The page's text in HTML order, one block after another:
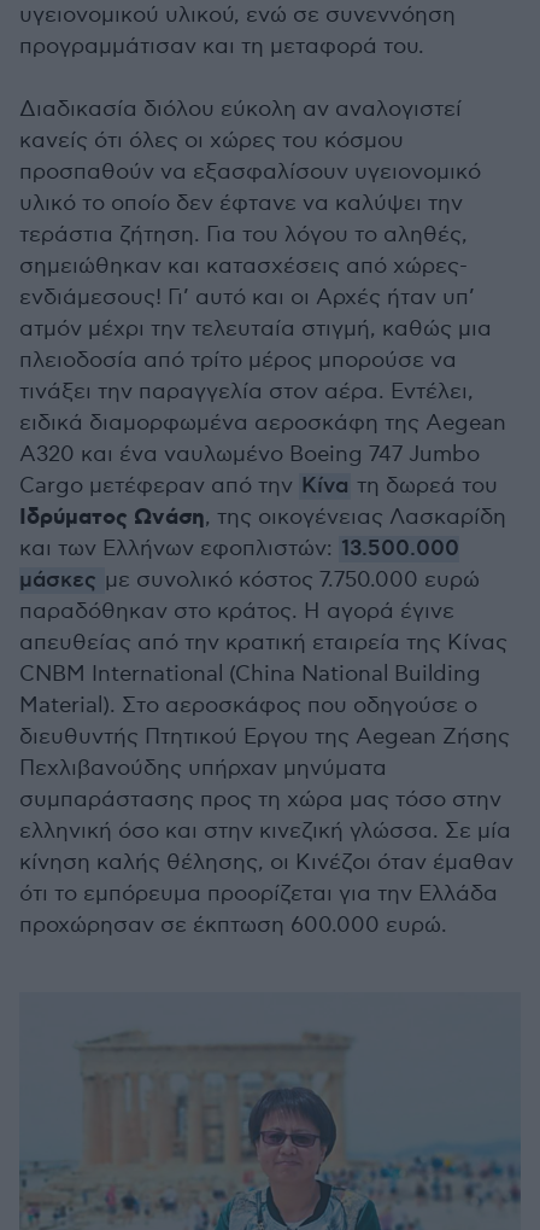
υγειονομικού υλικού, ενώ σε συνεννόηση
προγραμμάτισαν και τη μεταφορά του.
Διαδικασία διόλου εύκολη αν αναλογιστεί
κανείς ότι όλες οι χώρες του κόσμου
προσπαθούν να εξασφαλίσουν υγειονομικό
υλικό το οποίο δεν έφτανε να καλύψει την
τεράστια ζήτηση. Για του λόγου το αληθές,
σημειώθηκαν και κατασχέσεις από χώρες-
ενδιάμεσους! Γι’ αυτό και οι Αρχές ήταν υπ’
ατμόν μέχρι την τελευταία στιγμή, καθώς μια
πλειοδοσία από τρίτο μέρος μπορούσε να
τινάξει την παραγγελία στον αέρα. Εντέλει,
ειδικά διαμορφωμένα αεροσκάφη της Aegean
Α320 και ένα ναυλωμένο Boeing 747 Jumbo
Cargo μετέφεραν από την Κίνα τη δωρεά του
Ιδρύματος Ωνάση, της οικογένειας Λασκαρίδη
και των Ελλήνων εφοπλιστών: 13.500.000
μάσκες με συνολικό κόστος 7.750.000 ευρώ
παραδόθηκαν στο κράτος. Η αγορά έγινε
απευθείας από την κρατική εταιρεία της Κίνας
CNBM International (China National Building
Material). Στο αεροσκάφος που οδηγούσε ο
διευθυντής Πτητικού Εργου της Aegean Ζήσης
Πεχλιβανούδης υπήρχαν μηνύματα
συμπαράστασης προς τη χώρα μας τόσο στην
ελληνική όσο και στην κινεζική γλώσσα. Σε μία
κίνηση καλής θέλησης, οι Κινέζοι όταν έμαθαν
ότι το εμπόρευμα προορίζεται για την Ελλάδα
προχώρησαν σε έκπτωση 600.000 ευρώ.